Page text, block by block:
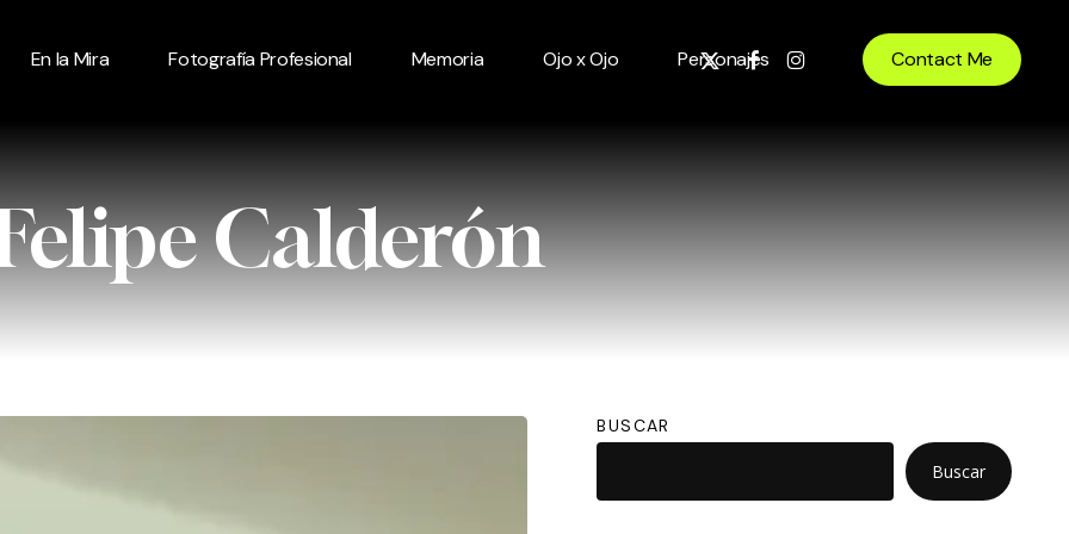
En la Mira Fotografía Profesional Memoria Ojo x Ojo Personajes
x-
facebookinstagram Contact Me
Calderón
BUSCAR
Buscar